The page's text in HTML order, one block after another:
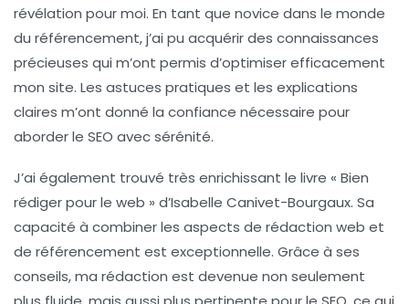
révélation pour moi. En tant que novice dans le monde
du référencement, j’ai pu acquérir des connaissances
précieuses qui m’ont permis d’optimiser efficacement
mon site. Les astuces pratiques et les explications
claires m’ont donné la confiance nécessaire pour
aborder le SEO avec sérénité.
J’ai également trouvé très enrichissant le livre « Bien
rédiger pour le web » d’Isabelle Canivet-Bourgaux. Sa
capacité à combiner les aspects de rédaction web et
de référencement est exceptionnelle. Grâce à ses
conseils, ma rédaction est devenue non seulement